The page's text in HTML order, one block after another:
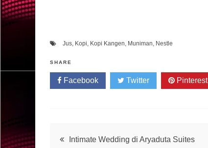
Jus, Kopi, Kopi Kangen, Muniman, Nestle
SHARE
Facebook Twitter Pinterest
PostIntimate Wedding di Aryaduta Suites